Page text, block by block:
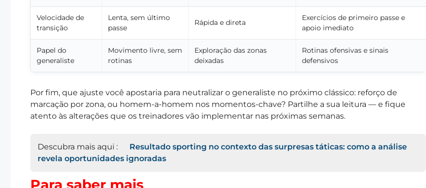
Velocidade de
transição
Lenta, sem último
passe
Rápida e direta
Exercícios de primeiro passe e
apoio imediato
Papel do
generaliste
Movimento livre, sem
rotinas
Exploração das zonas
deixadas
Rotinas ofensivas e sinais
defensivos
Por fim, que ajuste você apostaria para neutralizar o generaliste no próximo clássico: reforço de
marcação por zona, ou homem-a-homem nos momentos-chave? Partilhe a sua leitura — e fique
atento às alterações que os treinadores vão implementar nas próximas semanas.
Descubra mais aqui :
Resultado sporting no contexto das surpresas táticas: como a análise
revela oportunidades ignoradas
Para saber mais